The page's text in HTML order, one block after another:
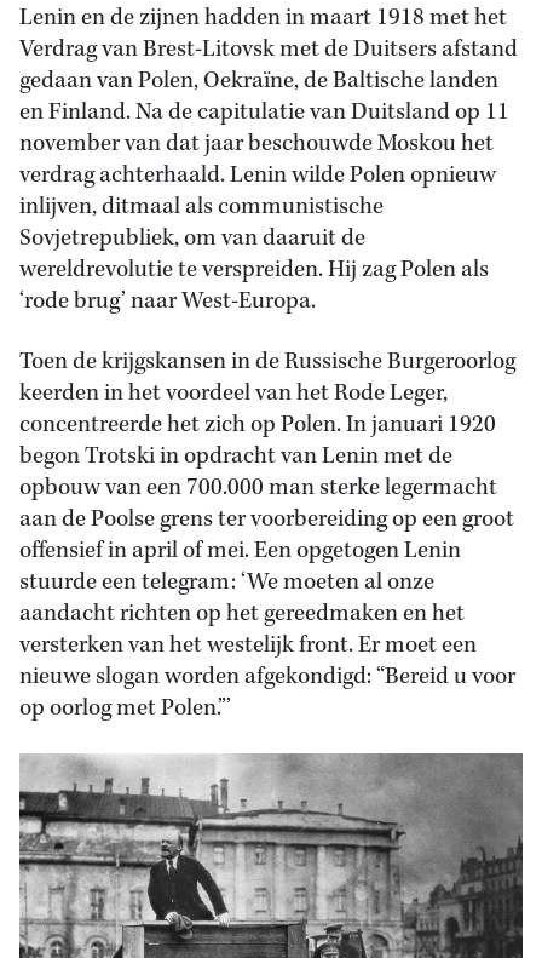
Lenin en de zijnen hadden in maart 1918 met het
Verdrag van Brest-Litovsk met de Duitsers afstand
gedaan van Polen, Oekraïne, de Baltische landen
en Finland. Na de capitulatie van Duitsland op 11
november van dat jaar beschouwde Moskou het
verdrag achterhaald. Lenin wilde Polen opnieuw
inlijven, ditmaal als communistische
Sovjetrepubliek, om van daaruit de
wereldrevolutie te verspreiden. Hij zag Polen als
‘rode brug’ naar West-Europa.
Toen de krijgskansen in de Russische Burgeroorlog
keerden in het voordeel van het Rode Leger,
concentreerde het zich op Polen. In januari 1920
begon Trotski in opdracht van Lenin met de
opbouw van een 700.000 man sterke legermacht
aan de Poolse grens ter voorbereiding op een groot
offensief in april of mei. Een opgetogen Lenin
stuurde een telegram: ‘We moeten al onze
aandacht richten op het gereedmaken en het
versterken van het westelijk front. Er moet een
nieuwe slogan worden afgekondigd: “Bereid u voor
op oorlog met Polen.”’